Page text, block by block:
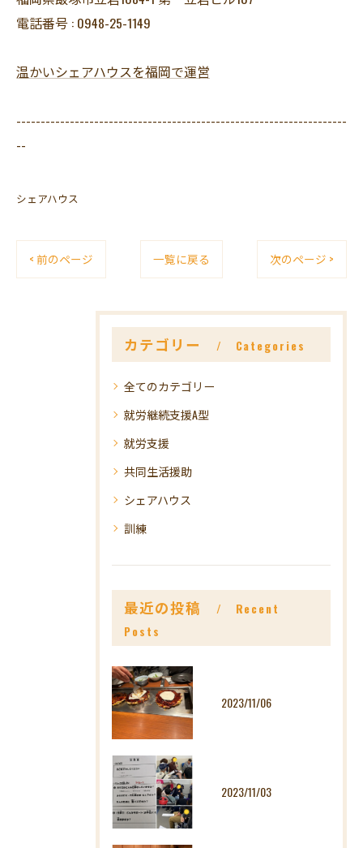
電話番号 : 0948-25-1149
温かいシェアハウスを福岡で運営
--------------------------------------------------------------------
--
シェアハウス
< 前のページ 一覧に戻る 次のページ >
カテゴリー Categories
全てのカテゴリー
就労継続支援A型
就労支援
共同生活援助
シェアハウス
訓練
最近の投稿
Recent
Posts
2023/11/06
2023/11/03